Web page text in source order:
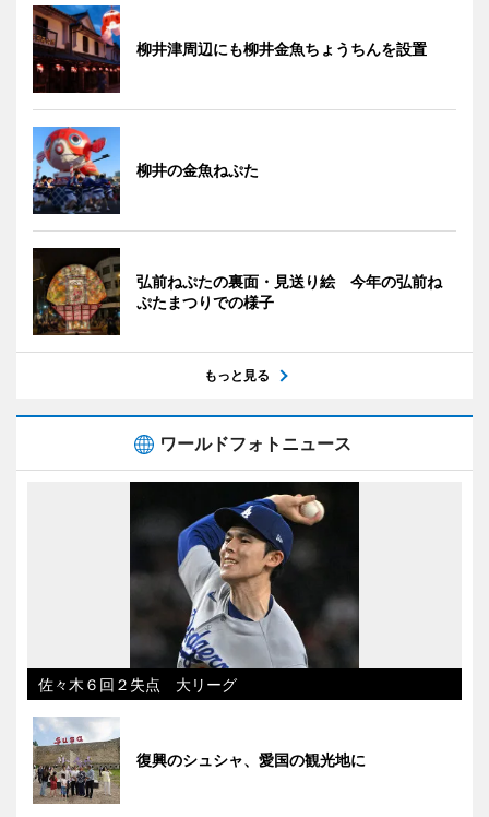
柳井津周辺にも柳井金魚ちょうちんを設置
柳井の金魚ねぷた
弘前ねぷたの裏面・見送り絵 今年の弘前ね
ぷたまつりでの様子
もっと見る
ワールドフォトニュース
佐々木６回２失点 大リーグ
復興のシュシャ、愛国の観光地に